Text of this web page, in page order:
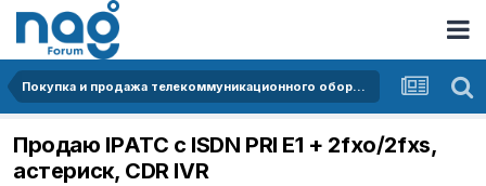
Покупка и продажа телекоммуникационного оборудования
Продаю IPАТС с ISDN PRI E1 + 2fxo/2fxs,
астериск, CDR IVR